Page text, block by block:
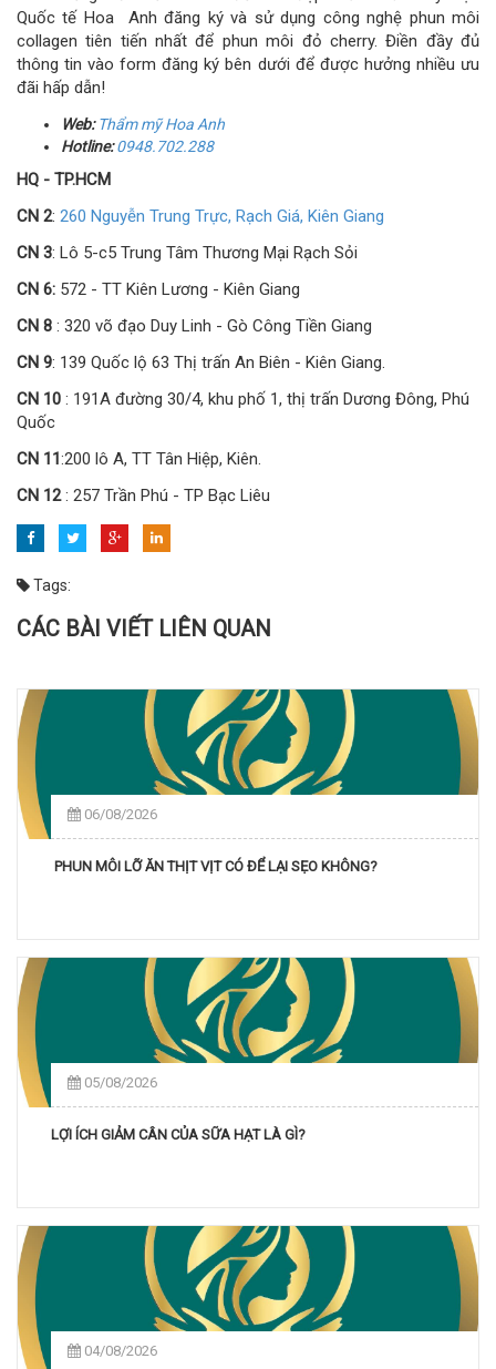
Quốc tế Hoa Anh đăng ký và sử dụng công nghệ phun môi
collagen tiên tiến nhất để phun môi đỏ cherry. Điền đầy đủ
thông tin vào form đăng ký bên dưới để được hưởng nhiều ưu
đãi hấp dẫn!
Web:Thẩm mỹ Hoa Anh
Hotline: 0948.702.288
HQ - TP.HCM
CN 2: 260 Nguyễn Trung Trực, Rạch Giá, Kiên Giang
CN 3: Lô 5-c5 Trung Tâm Thương Mại Rạch Sỏi
CN 6: 572 - TT Kiên Lương - Kiên Giang
CN 8 : 320 võ đạo Duy Linh - Gò Công Tiền Giang
CN 9: 139 Quốc lộ 63 Thị trấn An Biên - Kiên Giang.
CN 10 : 191A đường 30/4, khu phố 1, thị trấn Dương Đông, Phú
Quốc
CN 11:200 lô A, TT Tân Hiệp, Kiên.
CN 12: 257 Trần Phú - TP Bạc Liêu
Tags:
CÁC BÀI VIẾT LIÊN QUAN
06/08/2026
PHUN MÔI LỠ ĂN THỊT VỊT CÓ ĐỂ LẠI SẸO KHÔNG?
05/08/2026
LỢI ÍCH GIẢM CÂN CỦA SỮA HẠT LÀ GÌ?
04/08/2026